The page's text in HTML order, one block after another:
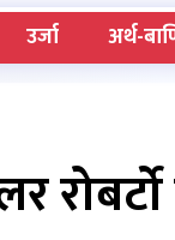
उर्जा अर्थ-